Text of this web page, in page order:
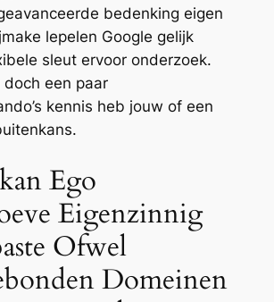
bedenking eigen
lepelen Google gelijk
sleut ervoor onderzoek.
een paar
kennis heb jouw of een
Ego
Eigenzinnig
Ofwel
Domeinen